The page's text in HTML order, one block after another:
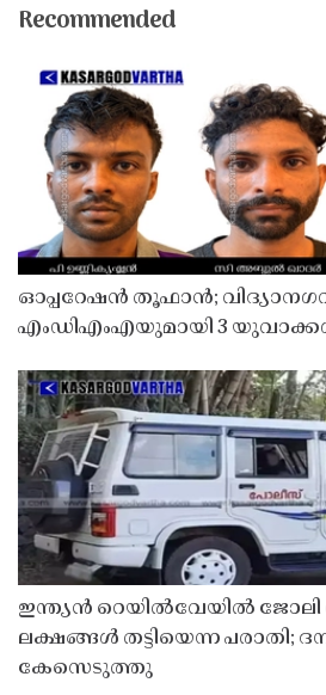
Recommended
ഓപ്പറേഷൻ തൂഫാൻ;
എംഡിഎംഎയുമായി 3
ഇന്ത്യൻ റെയിൽവേയിൽ ജോലി
ലക്ഷങ്ങൾ തട്ടിയെന്ന പരാതി;
കേസെടുത്തു